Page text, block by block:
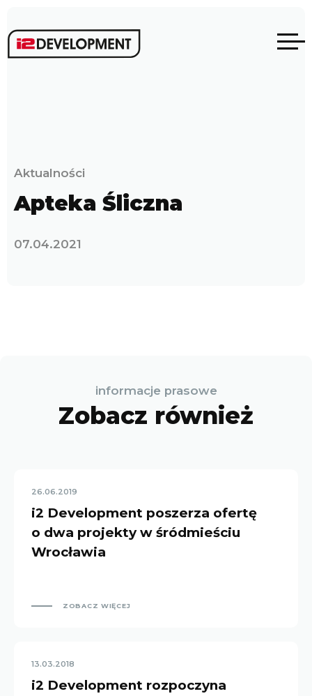
Aktualności
Apteka Śliczna
07.04.2021
informacje prasowe
Zobacz również
26.06.2019
i2 Development poszerza ofertę
o dwa projekty w śródmieściu
Wrocławia
ZOBACZ WIĘCEJ
13.03.2018
i2 Development rozpoczyna